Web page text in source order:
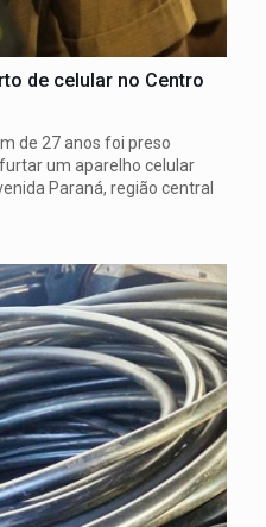
de celular no Centro
de 27 anos foi preso
um aparelho celular
Paraná, região central